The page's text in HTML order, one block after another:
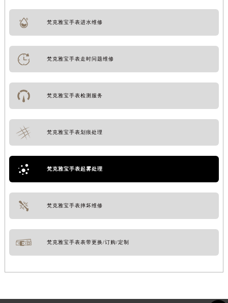
梵克雅宝手表进水维修
梵克雅宝手表走时问题维修
梵克雅宝手表检测服务
梵克雅宝手表划痕处理
梵克雅宝手表起雾处理
梵克雅宝手表摔坏维修
梵克雅宝手表表带更换/订购/定制